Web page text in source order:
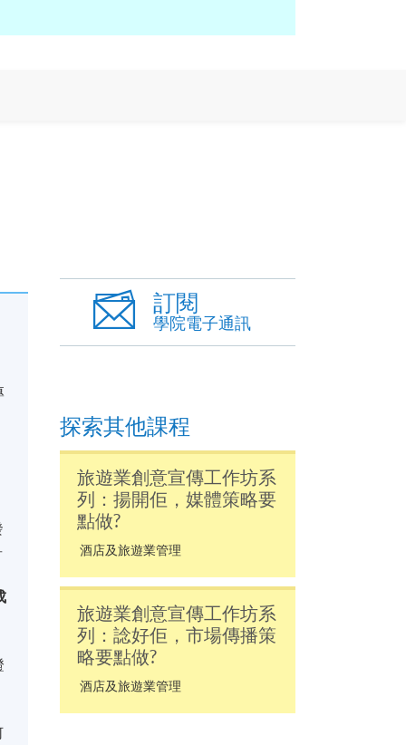
訂閱
學院電子通訊
探索其他課程
旅遊業創意宣傳工作坊系
列：揚開佢，媒體策略要
點做?
酒店及旅遊業管理
旅遊業創意宣傳工作坊系
列：諗好佢，市場傳播策
略要點做?
酒店及旅遊業管理